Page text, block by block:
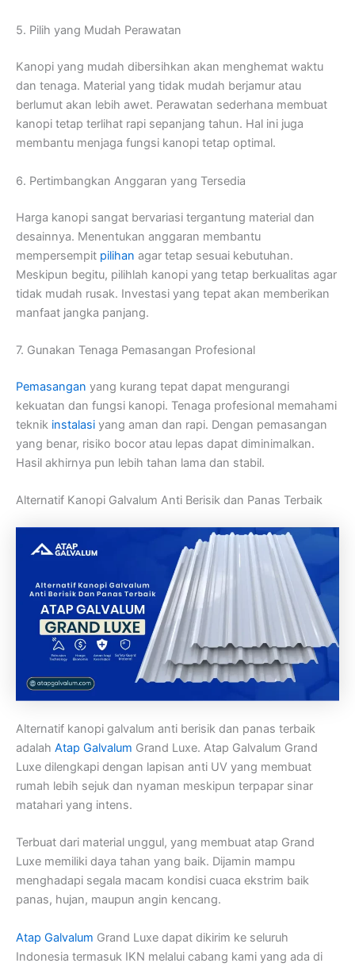
5. Pilih yang Mudah Perawatan
Kanopi yang mudah dibersihkan akan menghemat waktu
dan tenaga. Material yang tidak mudah berjamur atau
berlumut akan lebih awet. Perawatan sederhana membuat
kanopi tetap terlihat rapi sepanjang tahun. Hal ini juga
membantu menjaga fungsi kanopi tetap optimal.
6. Pertimbangkan Anggaran yang Tersedia
Harga kanopi sangat bervariasi tergantung material dan
desainnya. Menentukan anggaran membantu
mempersempit pilihan agar tetap sesuai kebutuhan.
Meskipun begitu, pilihlah kanopi yang tetap berkualitas agar
tidak mudah rusak. Investasi yang tepat akan memberikan
manfaat jangka panjang.
7. Gunakan Tenaga Pemasangan Profesional
Pemasangan yang kurang tepat dapat mengurangi
kekuatan dan fungsi kanopi. Tenaga profesional memahami
teknik instalasi yang aman dan rapi. Dengan pemasangan
yang benar, risiko bocor atau lepas dapat diminimalkan.
Hasil akhirnya pun lebih tahan lama dan stabil.
Alternatif Kanopi Galvalum Anti Berisik dan Panas Terbaik
Alternatif kanopi galvalum anti berisik dan panas terbaik
adalah Atap Galvalum Grand Luxe. Atap Galvalum Grand
Luxe dilengkapi dengan lapisan anti UV yang membuat
rumah lebih sejuk dan nyaman meskipun terpapar sinar
matahari yang intens.
Terbuat dari material unggul, yang membuat atap Grand
Luxe memiliki daya tahan yang baik. Dijamin mampu
menghadapi segala macam kondisi cuaca ekstrim baik
panas, hujan, maupun angin kencang.
Atap Galvalum Grand Luxe dapat dikirim ke seluruh
Indonesia termasuk IKN melalui cabang kami yang ada di